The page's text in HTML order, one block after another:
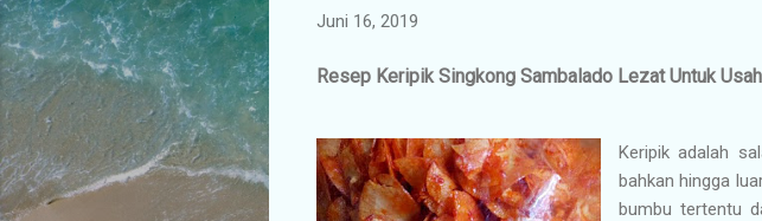
Juni 16, 2019
Resep Keripik Singkong Sambalado Lezat Untuk
Keripik adalah
bahkan hingga
bumbu tertentu